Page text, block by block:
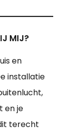
MIJ?
en
installatie
en je
terecht